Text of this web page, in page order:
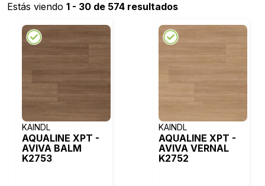
Estás viendo 1 - 30 de 574 resultados
KAINDL
AQUALINE XPT -
AVIVA BALM
K2753
KAINDL
AQUALINE XPT -
AVIVA VERNAL
K2752